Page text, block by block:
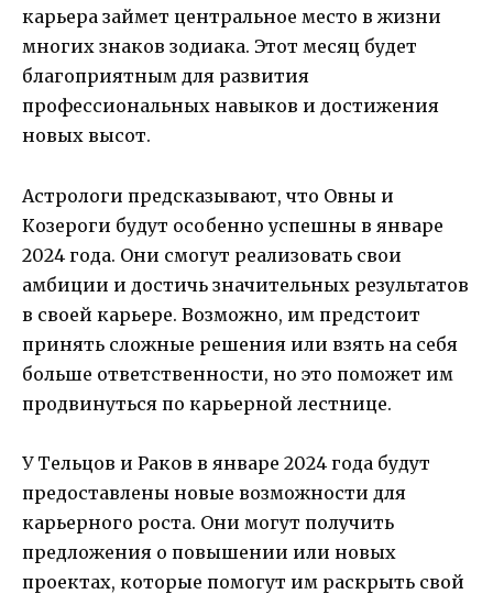
карьера займет центральное место в жизни
многих знаков зодиака. Этот месяц будет
благоприятным для развития
профессиональных навыков и достижения
новых высот.
Астрологи предсказывают, что Овны и
Козероги будут особенно успешны в январе
2024 года. Они смогут реализовать свои
амбиции и достичь значительных результатов
в своей карьере. Возможно, им предстоит
принять сложные решения или взять на себя
больше ответственности, но это поможет им
продвинуться по карьерной лестнице.
У Тельцов и Раков в январе 2024 года будут
предоставлены новые возможности для
карьерного роста. Они могут получить
предложения о повышении или новых
проектах, которые помогут им раскрыть свой